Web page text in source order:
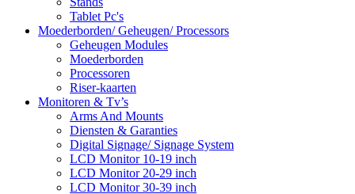
Tablet Pc's
Moederborden/ Geheugen/ Processors
Geheugen Modules
Moederborden
Processoren
Riser-kaarten
Monitoren & Tv’s
Arms And Mounts
Diensten & Garanties
Digital Signage/ Signage System
LCD Monitor 10-19 inch
LCD Monitor 20-29 inch
LCD Monitor 30-39 inch